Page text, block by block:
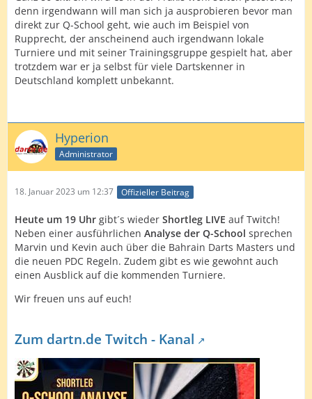
denn irgendwann will man sich ja ausprobieren bevor man
direkt zur Q-School geht, wie auch im Beispiel von
Rupprecht, der anscheinend auch irgendwann lokale
Turniere und mit seiner Trainingsgruppe gespielt hat, aber
trotzdem war er ja selbst für viele Dartskenner in
Deutschland komplett unbekannt.
Hyperion
Administrator
18. Januar 2023 um 12:37 Offizieller Beitrag
Heute um 19 Uhr gibt´s wieder Shortleg LIVE auf Twitch!
Neben einer ausführlichen Analyse der Q-School sprechen
Marvin und Kevin auch über die Bahrain Darts Masters und
die neuen PDC Regeln. Zudem gibt es wie gewohnt auch
einen Ausblick auf die kommenden Turniere.
Wir freuen uns auf euch!
Zum dartn.de Twitch - Kanal